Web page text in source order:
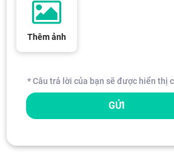
Thêm ảnh
* Câu trả lời của bạn sẽ được hiển thị
GỬI